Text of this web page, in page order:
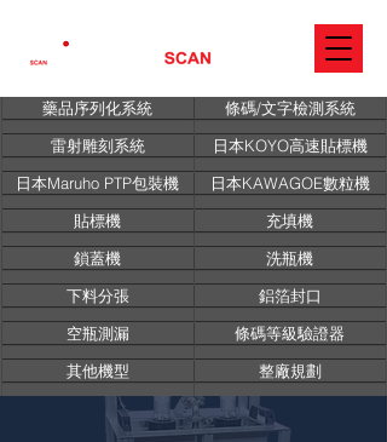
藥品序列化系統
雷射雕刻系統
日本Maruho PTP包裝機
貼標機
鎖蓋機
下料分張
空瓶測漏
其他機型
條碼/文字檢測系統
日本KOYO高速貼標機
日本KAWAGOE數粒機
充填機
洗瓶機
鋁箔封口
條碼等級驗證器
整廠規劃